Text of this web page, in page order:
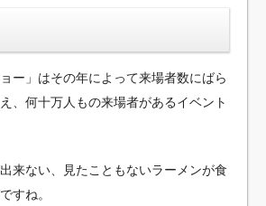
ョー」はその年によって来場者数にばら
、何十万人もの来場者があるイベント
来ない、見たこともないラーメンが食
すね。